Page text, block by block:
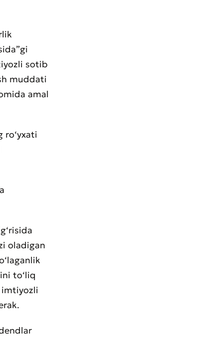
sotib
muddati
amal
ro‘yxati
oladigan
to‘liq
imtiyozli